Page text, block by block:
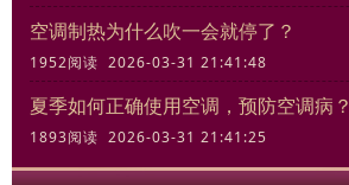
空调制热为什么吹一会就停了？
1952阅读 2026-03-31 21:41:48
夏季如何正确使用空调，预防空调病？
1893阅读 2026-03-31 21:41:25